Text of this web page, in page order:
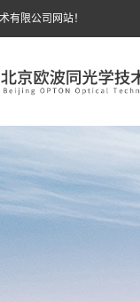
有限公司网站！